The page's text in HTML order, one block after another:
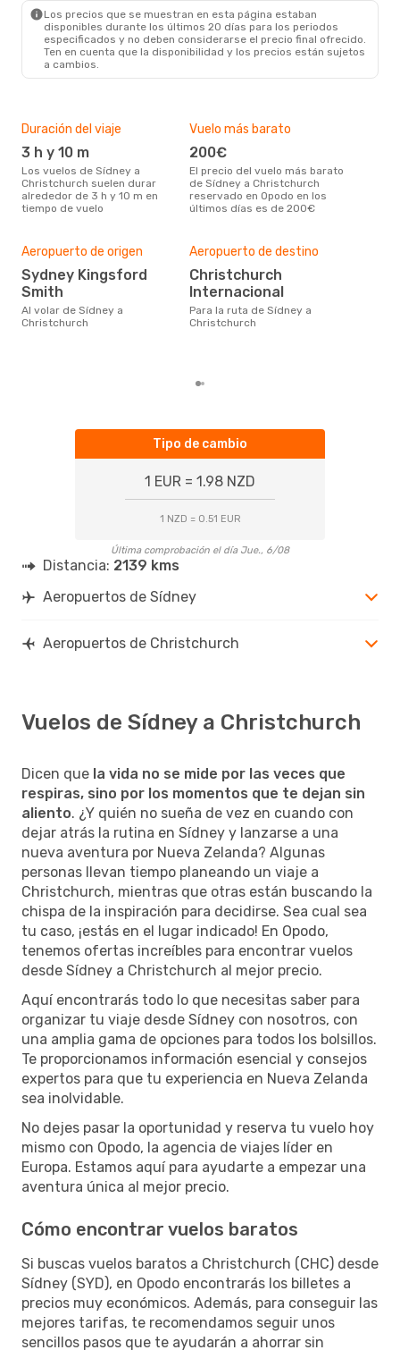
- CHC
Qantas AirwaysDirecto
CHC- SYD
Los precios que se muestran en esta página estaban
disponibles durante los últimos 20 días para los periodos
especificados y no deben considerarse el precio final ofrecido.
Ten en cuenta que la disponibilidad y los precios están sujetos
a cambios.
Duración del viaje
3 h y 10 m
Los vuelos de Sídney a
Christchurch suelen durar
alrededor de 3 h y 10 m en
tiempo de vuelo
Vuelo más barato
200€
El precio del vuelo más barato
de Sídney a Christchurch
reservado en Opodo en los
últimos días es de 200€
Aeropuerto de origen
Sydney Kingsford
Smith
Al volar de Sídney a
Christchurch
Aeropuerto de destino
Christchurch
Internacional
Para la ruta de Sídney a
Christchurch
Tipo de cambio
1 EUR = 1.98 NZD
1 NZD = 0.51 EUR
Última comprobación el día Jue., 6/08
Distancia: 2139 kms
Aeropuertos de Sídney
Aeropuertos de Christchurch
Vuelos de Sídney a Christchurch
Dicen que la vida no se mide por las veces que
respiras, sino por los momentos que te dejan sin
aliento. ¿Y quién no sueña de vez en cuando con
dejar atrás la rutina en Sídney y lanzarse a una
nueva aventura por Nueva Zelanda? Algunas
personas llevan tiempo planeando un viaje a
Christchurch, mientras que otras están buscando la
chispa de la inspiración para decidirse. Sea cual sea
tu caso, ¡estás en el lugar indicado! En Opodo,
tenemos ofertas increíbles para encontrar vuelos
desde Sídney a Christchurch al mejor precio.
Aquí encontrarás todo lo que necesitas saber para
organizar tu viaje desde Sídney con nosotros, con
una amplia gama de opciones para todos los bolsillos.
Te proporcionamos información esencial y consejos
expertos para que tu experiencia en Nueva Zelanda
sea inolvidable.
No dejes pasar la oportunidad y reserva tu vuelo hoy
mismo con Opodo, la agencia de viajes líder en
Europa. Estamos aquí para ayudarte a empezar una
aventura única al mejor precio.
Cómo encontrar vuelos baratos
Si buscas vuelos baratos a Christchurch (CHC) desde
Sídney (SYD), en Opodo encontrarás los billetes a
precios muy económicos. Además, para conseguir las
mejores tarifas, te recomendamos seguir unos
sencillos pasos que te ayudarán a ahorrar sin